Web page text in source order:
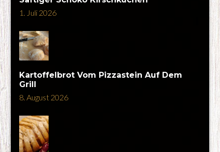
1. Juli 2026
Kartoffelbrot Vom Pizzastein Auf Dem
Grill
8. August 2026